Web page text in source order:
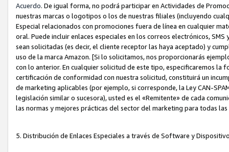
Acuerdo. De igual forma, no podrá participar en Actividades de
nuestras marcas o logotipos o los de nuestras filiales (incluyendo
Especial relacionados con promociones fuera de línea en cualquier
oral. Puede incluir enlaces especiales en los correos electrónicos,
sean solicitadas (es decir, el cliente receptor las haya aceptado) y
uso de la marca Amazon. [Si lo solicitamos, nos proporcionarás
con lo anterior. En cualquier solicitud de este tipo, especificaremos
certificación de conformidad con nuestra solicitud, constituirá un
de marketing aplicables (por ejemplo, si corresponde, la Ley CAN-
legislación similar o sucesora), usted es el «Remitente» de cada
las normas y mejores prácticas del sector del marketing para todas
5. Distribución de Enlaces Especiales a través de Software y